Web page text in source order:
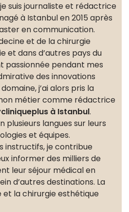
suis journaliste et rédactrice
à Istanbul en 2015 après
en communication.
et de la chirurgie
et dans d’autres pays du
passionnée pendant mes
des innovations
j’ai alors pris la
métier comme rédactrice
à Istanbul.
plusieurs langues sur leurs
et équipes.
instructifs, je contribue
informer des milliers de
leur séjour médical en
d’autres destinations. La
et la chirurgie esthétique